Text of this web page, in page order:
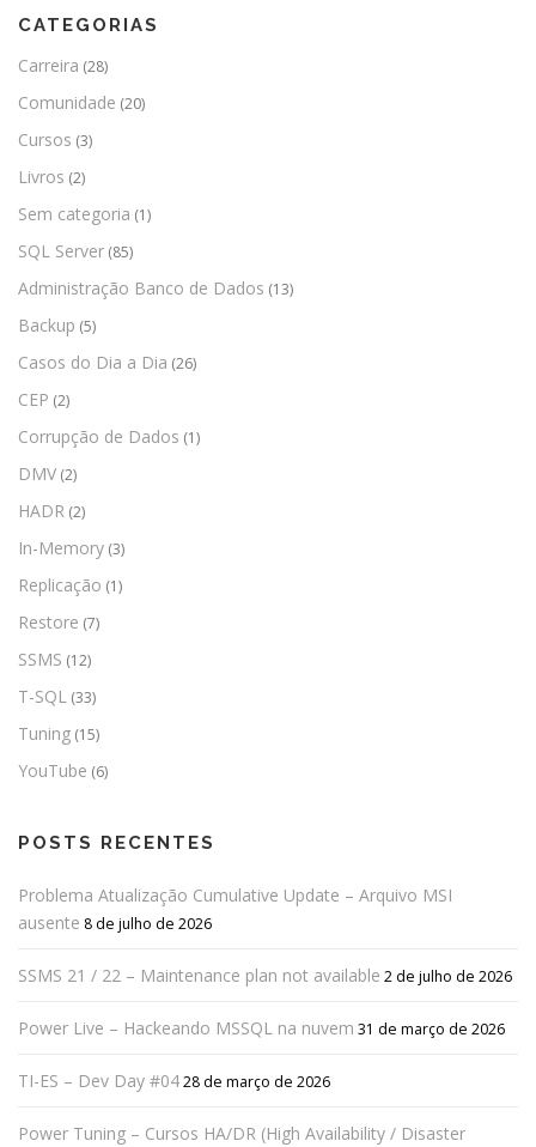
CATEGORIAS
Carreira (28)
Comunidade (20)
Cursos (3)
Livros (2)
Sem categoria (1)
SQL Server (85)
Administração Banco de Dados (13)
Backup (5)
Casos do Dia a Dia (26)
CEP (2)
Corrupção de Dados (1)
DMV (2)
HADR (2)
In-Memory (3)
Replicação (1)
Restore (7)
SSMS (12)
T-SQL (33)
Tuning (15)
YouTube (6)
POSTS RECENTES
Problema Atualização Cumulative Update – Arquivo MSI
ausente 8 de julho de 2026
SSMS 21 / 22 – Maintenance plan not available 2 de julho de 2026
Power Live – Hackeando MSSQL na nuvem 31 de março de 2026
TI-ES – Dev Day #0428 de março de 2026
Power Tuning – Cursos HA/DR (High Availability / Disaster